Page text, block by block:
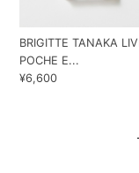
BRIGITTE TANAKA
POCHE E...
¥6,600